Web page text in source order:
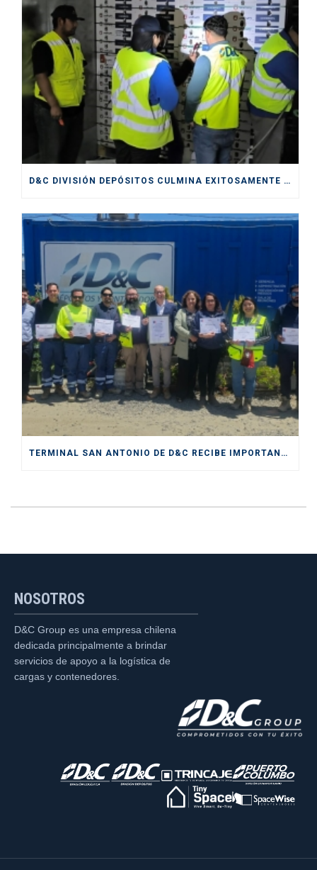
D&C DIVISIÓN DEPÓSITOS CULMINA EXITOSAMENTE SERVICIOS PRESTADOS DURANTE CICLO DE EXPORTACIÓN DE CEREZAS
TERMINAL SAN ANTONIO DE D&C RECIBE IMPORTANTE CERTIFICACIÓN DE SENDA COMO “ESPACIO PREVENTIVO”
NOSOTROS
D&C Group es una empresa chilena
dedicada principalmente a brindar
servicios de apoyo a la logística de
cargas y contenedores.